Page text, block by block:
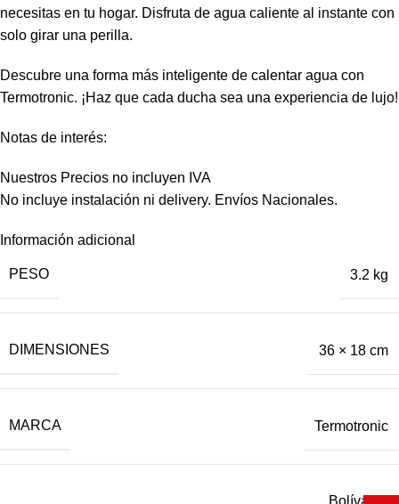
necesitas en tu hogar. Disfruta de agua caliente al instante con
solo girar una perilla.
Descubre una forma más inteligente de calentar agua con
Termotronic. ¡Haz que cada ducha sea una experiencia de lujo!
Notas de interés:
Nuestros Precios no incluyen IVA
No incluye instalación ni delivery. Envíos Nacionales.
Información adicional
PESO 3.2 kg
DIMENSIONES 36 × 18 cm
MARCA Termotronic